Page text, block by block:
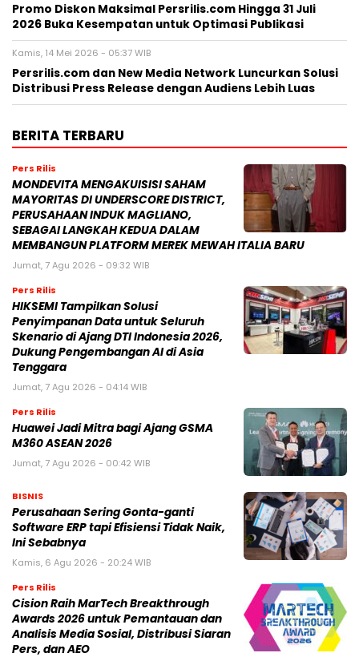
Promo Diskon Maksimal Persrilis.com Hingga 31 Juli
2026 Buka Kesempatan untuk Optimasi Publikasi
Kamis, 14 Mei 2026 - 05:37 WIB
Persrilis.com dan New Media Network Luncurkan Solusi
Distribusi Press Release dengan Audiens Lebih Luas
BERITA TERBARU
Pers Rilis
MONDEVITA MENGAKUISISI SAHAM
MAYORITAS DI UNDERSCORE DISTRICT,
PERUSAHAAN INDUK MAGLIANO,
SEBAGAI LANGKAH KEDUA DALAM
MEMBANGUN PLATFORM MEREK MEWAH ITALIA BARU
Jumat, 7 Agu 2026 - 09:32 WIB
Pers Rilis
HIKSEMI Tampilkan Solusi
Penyimpanan Data untuk Seluruh
Skenario di Ajang DTI Indonesia 2026,
Dukung Pengembangan AI di Asia
Tenggara
Jumat, 7 Agu 2026 - 04:14 WIB
Pers Rilis
Huawei Jadi Mitra bagi Ajang GSMA
M360 ASEAN 2026
Jumat, 7 Agu 2026 - 00:42 WIB
BISNIS
Perusahaan Sering Gonta-ganti
Software ERP tapi Efisiensi Tidak Naik,
Ini Sebabnya
Kamis, 6 Agu 2026 - 20:24 WIB
Pers Rilis
Cision Raih MarTech Breakthrough
Awards 2026 untuk Pemantauan dan
Analisis Media Sosial, Distribusi Siaran
Pers, dan AEO